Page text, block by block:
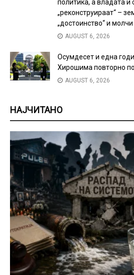
политика, а владата и
„реконструираат“ –
„достоинство“ и
AUGUST 6, 2026
Осумдесет и една
Хирошима повторно
AUGUST 6, 2026
НАЈЧИТАНО